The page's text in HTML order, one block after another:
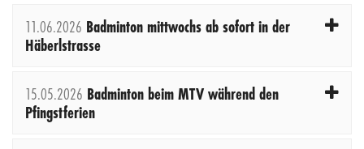
11.06.2026 Badminton mittwochs ab sofort in der
Häberlstrasse
15.05.2026 Badminton beim MTV während den
Pfingstferien